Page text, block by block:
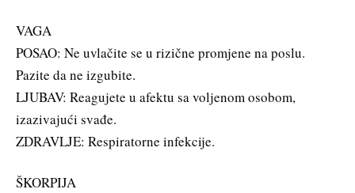
VAGA
POSAO: Ne uvlačite se u rizične promjene na poslu.
Pazite da ne izgubite.
LJUBAV: Reagujete u afektu sa voljenom osobom,
izazivajući svađe.
ZDRAVLJE: Respiratorne infekcije.
ŠKORPIJA